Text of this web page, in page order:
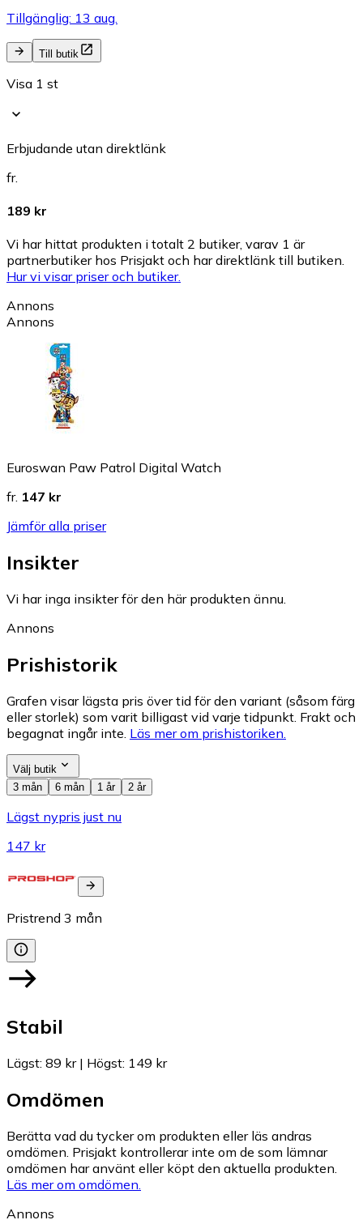
Tillgänglig: 13 aug.
Till butik
Visa 1 st
Erbjudande utan direktlänk
fr.
189 kr
Vi har hittat produkten i totalt 2 butiker, varav 1 är
partnerbutiker hos Prisjakt och har direktlänk till butiken.
Hur vi visar priser och butiker.
Annons
Annons
Euroswan Paw Patrol Digital Watch
fr. 147 kr
Jämför alla priser
Insikter
Vi har inga insikter för den här produkten ännu.
Annons
Prishistorik
Grafen visar lägsta pris över tid för den variant (såsom färg
eller storlek) som varit billigast vid varje tidpunkt. Frakt och
begagnat ingår inte. Läs mer om prishistoriken.
Välj butik
3 mån
6 mån 1 år 2 år
Lägst nypris just nu
147 kr
Pristrend 3 mån
Stabil
Lägst: 89 kr| Högst: 149 kr
Omdömen
Berätta vad du tycker om produkten eller läs andras
omdömen. Prisjakt kontrollerar inte om de som lämnar
omdömen har använt eller köpt den aktuella produkten.
Läs mer om omdömen.
Annons